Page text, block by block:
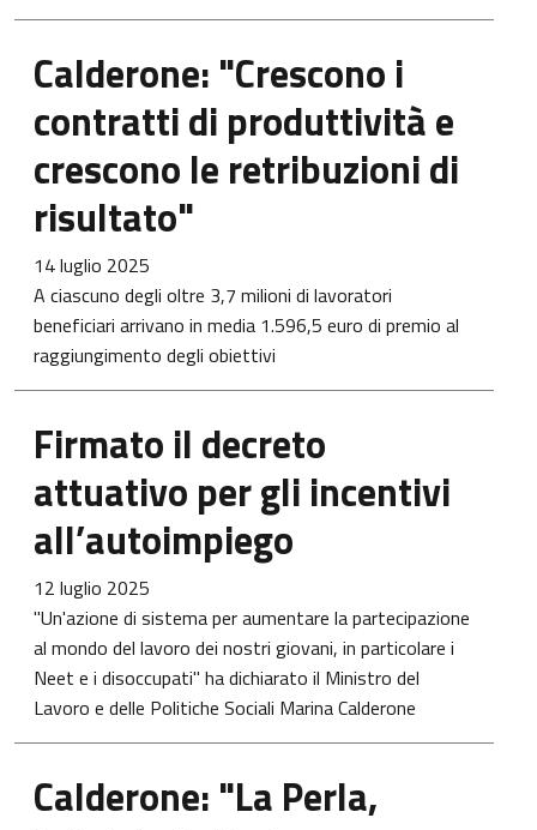
Calderone: "Crescono i
contratti di produttività e
crescono le retribuzioni di
risultato"
14 luglio 2025
A ciascuno degli oltre 3,7 milioni di lavoratori
beneficiari arrivano in media 1.596,5 euro di premio al
raggiungimento degli obiettivi
Firmato il decreto
attuativo per gli incentivi
all’autoimpiego
12 luglio 2025
"Un'azione di sistema per aumentare la partecipazione
al mondo del lavoro dei nostri giovani, in particolare i
Neet e i disoccupati" ha dichiarato il Ministro del
Lavoro e delle Politiche Sociali Marina Calderone
Calderone: "La Perla,